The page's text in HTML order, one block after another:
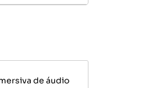
de áudio